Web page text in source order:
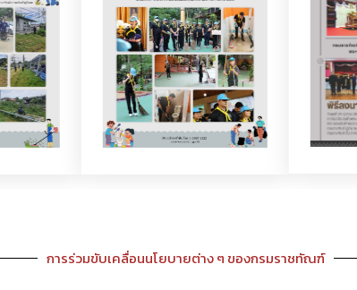
การร่วมขับเคลื่อนนโยบายต่าง ๆ ของกรมราชทัณฑ์